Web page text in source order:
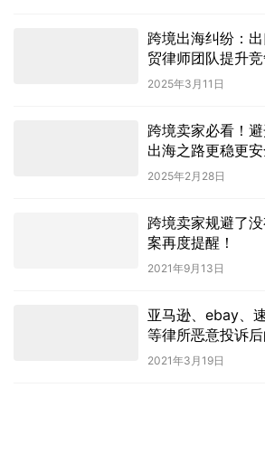
跨境出海纠纷：
贸律师团队提升
2025年3月11日
跨境卖家必看！
出海之路更稳更安
2025年2月28日
跨境卖家规避了
案再度提醒！
2021年9月13日
亚马逊、ebay、
等律所恶意投诉
法
2021年3月19日